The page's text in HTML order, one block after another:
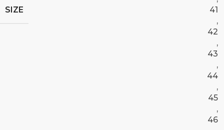
SIZE
41
,
42
,
43
,
44
,
45
,
46